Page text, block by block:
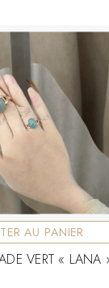
AU PANIER
VERT « LANA